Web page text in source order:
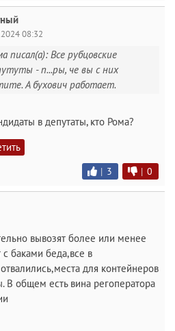
08:32
писал(а): Все рубцовские
- п...ры, че вы с них
А бухович работает.
в депутаты, кто Рома?
| 3 | 0
вывозят более или менее
с баками беда,все в
для контейнеров
В общем есть вина регоператора